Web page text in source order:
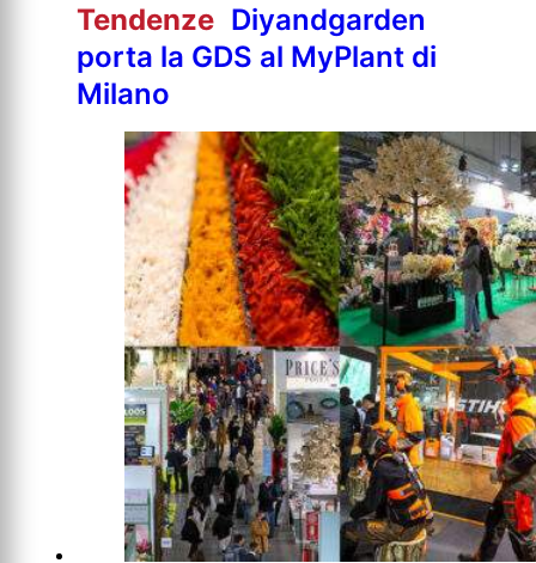
Tendenze Diyandgarden
porta la GDS al MyPlant di
Milano